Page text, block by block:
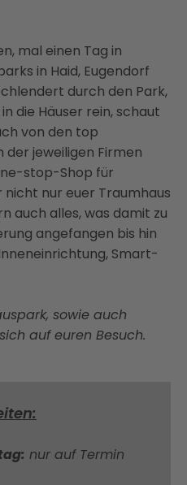
mal einen Tag in
in Haid, Eugendorf
durch den Park,
die Häuser rein, schaut
von den top
jeweiligen Firmen
stop-Shop für
nicht nur euer Traumhaus
auch alles, was damit zu
angefangen bis hin
Smart-
sowie auch
auf euren Besuch.
nur auf Termin